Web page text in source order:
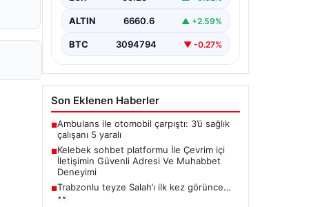
güvenli bir biçimde bağlantı kurması
çeşitli…
ALTIN 6660.6 ▲ +2.59%
BTC 3094794 ▼ -0.27%
Son Eklenen Haberler
■Ambulans ile otomobil çarpıştı: 3’ü sağlık
çalışanı 5 yaralı
■Kelebek sohbet platformu İle Çevrim içi
İletişimin Güvenli Adresi Ve Muhabbet
Deneyimi
■Trabzonlu teyze Salah’ı ilk kez görünce…